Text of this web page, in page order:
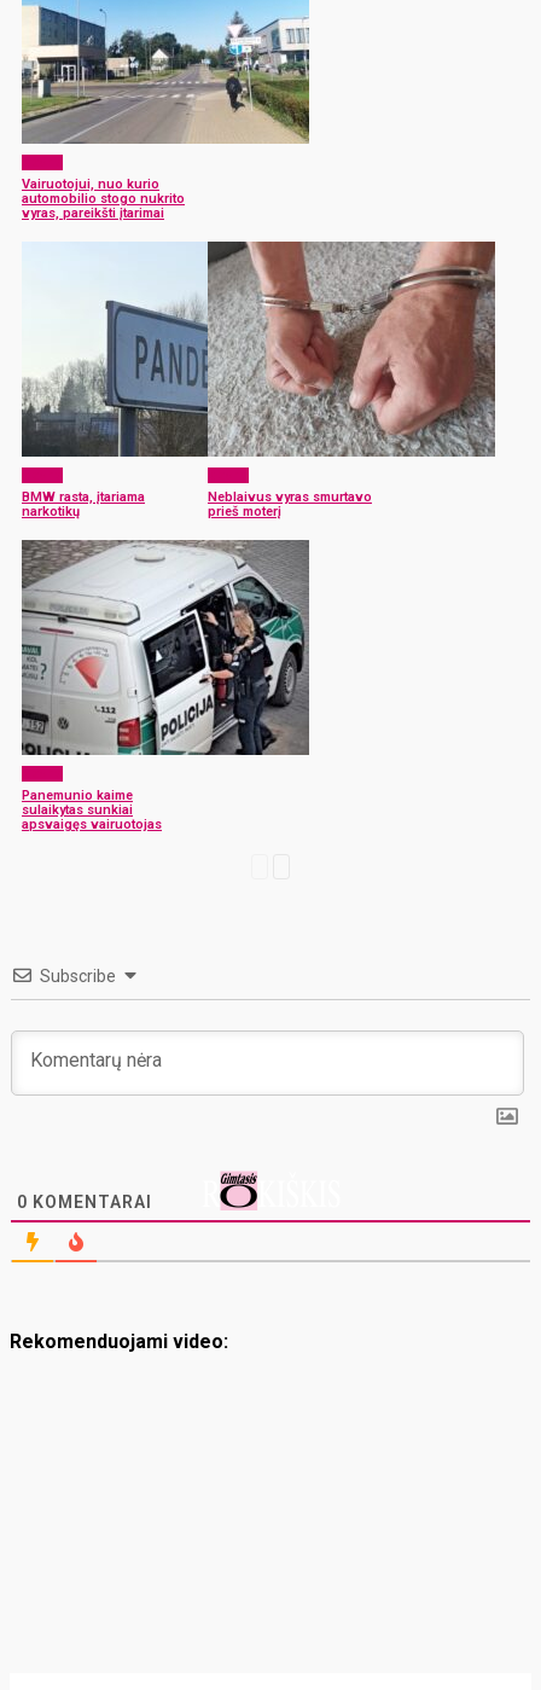
Vairuotojui, nuo kurio
automobilio stogo nukrito
vyras, pareikšti įtarimai
BMW rasta, įtariama
narkotikų
Neblaivus vyras smurtavo
prieš moterį
Panemunio kaime
sulaikytas sunkiai
apsvaigęs vairuotojas
Subscribe
0 KOMENTARAI
Rekomenduojami video: